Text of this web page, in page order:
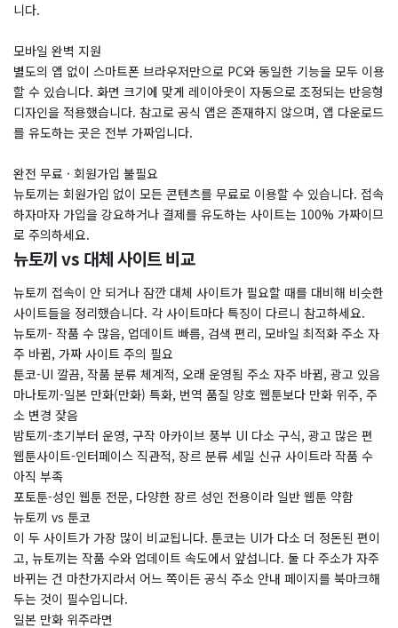
니다.
모바일 완벽 지원
별도의 앱 없이 스마트폰 브라우저만으로 PC와 동일한 기능을 모두 이용
할 수 있습니다. 화면 크기에 맞게 레이아웃이 자동으로 조정되는 반응형
디자인을 적용했습니다. 참고로 공식 앱은 존재하지 않으며, 앱 다운로드
를 유도하는 곳은 전부 가짜입니다.
완전 무료 · 회원가입 불필요
뉴토끼는 회원가입 없이 모든 콘텐츠를 무료로 이용할 수 있습니다. 접속
하자마자 가입을 강요하거나 결제를 유도하는 사이트는 100% 가짜이므
로 주의하세요.
뉴토끼 vs 대체 사이트 비교
뉴토끼 접속이 안 되거나 잠깐 대체 사이트가 필요할 때를 대비해 비슷한
사이트들을 정리했습니다. 각 사이트마다 특징이 다르니 참고하세요.
뉴토끼- 작품 수 많음, 업데이트 빠름, 검색 편리, 모바일 최적화 주소 자
주 바뀜, 가짜 사이트 주의 필요
툰코-UI 깔끔, 작품 분류 체계적, 오래 운영됨 주소 자주 바뀜, 광고 있음
마나토끼-일본 만화(만화) 특화, 번역 품질 양호 웹툰보다 만화 위주, 주
소 변경 잦음
밤토끼-초기부터 운영, 구작 아카이브 풍부 UI 다소 구식, 광고 많은 편
웹툰사이트-인터페이스 직관적, 장르 분류 세밀 신규 사이트라 작품 수
아직 부족
포토툰-성인 웹툰 전문, 다양한 장르 성인 전용이라 일반 웹툰 약함
뉴토끼 vs 툰코
이 두 사이트가 가장 많이 비교됩니다. 툰코는 UI가 다소 더 정돈된 편이
고, 뉴토끼는 작품 수와 업데이트 속도에서 앞섭니다. 둘 다 주소가 자주
바뀌는 건 마찬가지라서 어느 쪽이든 공식 주소 안내 페이지를 북마크해
두는 것이 필수입니다.
일본 만화 위주라면